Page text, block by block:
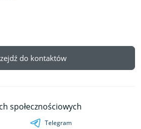
do kontaktów
społecznościowych
Telegram